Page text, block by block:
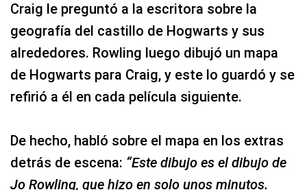
Craig le preguntó a la escritora sobre la
geografía del castillo de Hogwarts y sus
alrededores. Rowling luego dibujó un mapa
de Hogwarts para Craig, y este lo guardó y se
refirió a él en cada película siguiente.
De hecho, habló sobre el mapa en los extras
detrás de escena: “Este dibujo es el dibujo de
Jo Rowling, que hizo en solo unos minutos.